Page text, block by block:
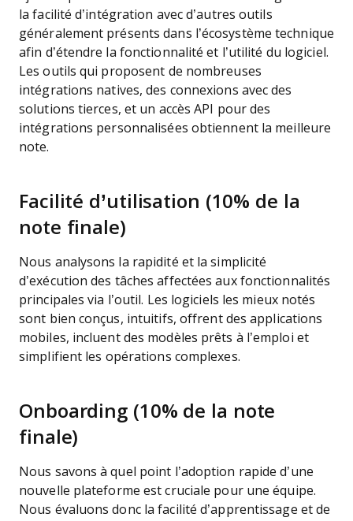
la facilité d’intégration avec d’autres outils
généralement présents dans l’écosystème technique
afin d’étendre la fonctionnalité et l’utilité du logiciel.
Les outils qui proposent de nombreuses
intégrations natives, des connexions avec des
solutions tierces, et un accès API pour des
intégrations personnalisées obtiennent la meilleure
note.
Facilité d’utilisation (10% de la
note finale)
Nous analysons la rapidité et la simplicité
d’exécution des tâches affectées aux fonctionnalités
principales via l’outil. Les logiciels les mieux notés
sont bien conçus, intuitifs, offrent des applications
mobiles, incluent des modèles prêts à l’emploi et
simplifient les opérations complexes.
Onboarding (10% de la note
finale)
Nous savons à quel point l’adoption rapide d’une
nouvelle plateforme est cruciale pour une équipe.
Nous évaluons donc la facilité d’apprentissage et de